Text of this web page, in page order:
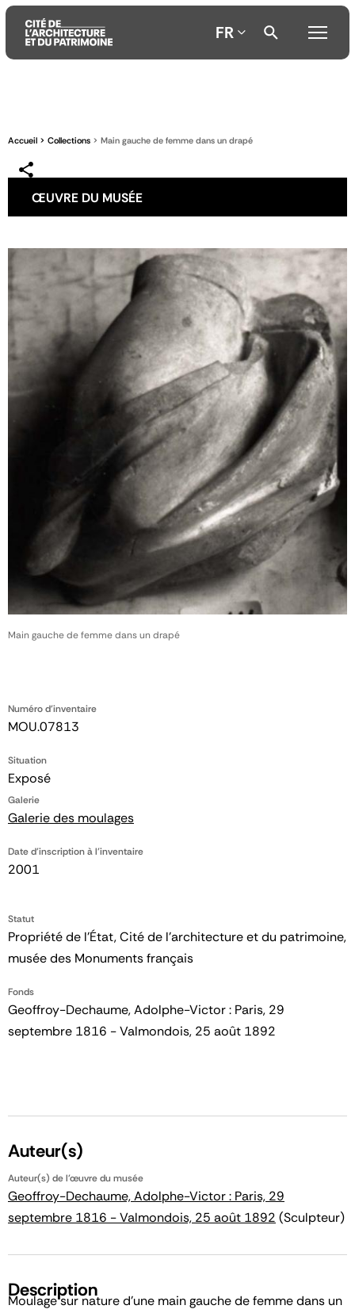
contenu
menu
la
FR
Accueil Collections Main gauche de femme dans un drapé
ŒUVRE DU MUSÉE
Numéro d'inventaire
MOU.07813
Situation
Exposé
Galerie
Galerie des moulages
Date d'inscription à l'inventaire
2001
Statut
Propriété de l’État, Cité de l’architecture et du patrimoine,
musée des Monuments français
Fonds
Geoffroy-Dechaume, Adolphe-Victor : Paris, 29
septembre 1816 - Valmondois, 25 août 1892
Main gauche de femme dans un drapé
Auteur(s)
Auteur(s) de l'œuvre du musée
Geoffroy-Dechaume, Adolphe-Victor : Paris, 29
septembre 1816 - Valmondois, 25 août 1892 (Sculpteur)
Description
Moulage sur nature d'une main gauche de femme dans un